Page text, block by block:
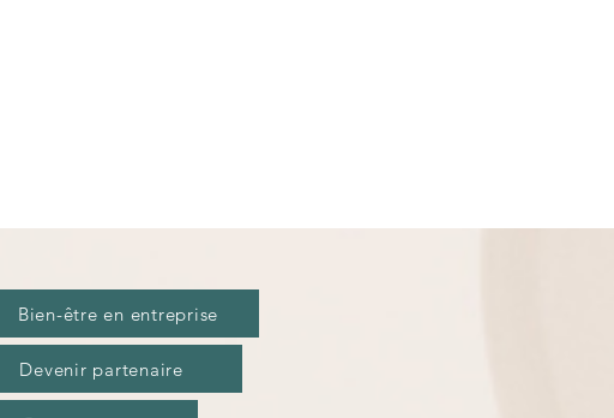
Devenir partenaire
Bien-être en entreprise